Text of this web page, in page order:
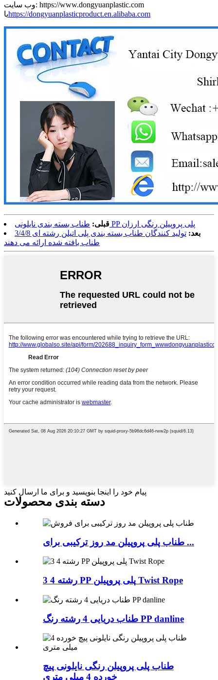
وب سایت: https://www.dongyuanplastic.com
یاhttps://dongyuanplasticproduct.en.alibaba.com
قبلی:
طناب بسته بندی نایلونی PP پلی پروپیلن رنگی ارزان
بعد:
تولید کنندگان طناب بسته بندی پلی اتیلن رشته ای 3/4/8
طناب بافته شده ارائه می دهند
پیام خود را اینجا بنویسید و برای ما ارسال کنید
دسته بندی محصولات
طناب پلی پروپیلن مد روز ترکیبی برای ...
3 4 رشته PP پلی پروپیلن Twist Rope
طناب دریایی 4 رشته رنگ PP danline
طناب پلی پروپیلن رنگی نایلونی پیچ
خورده 4 میلی متری